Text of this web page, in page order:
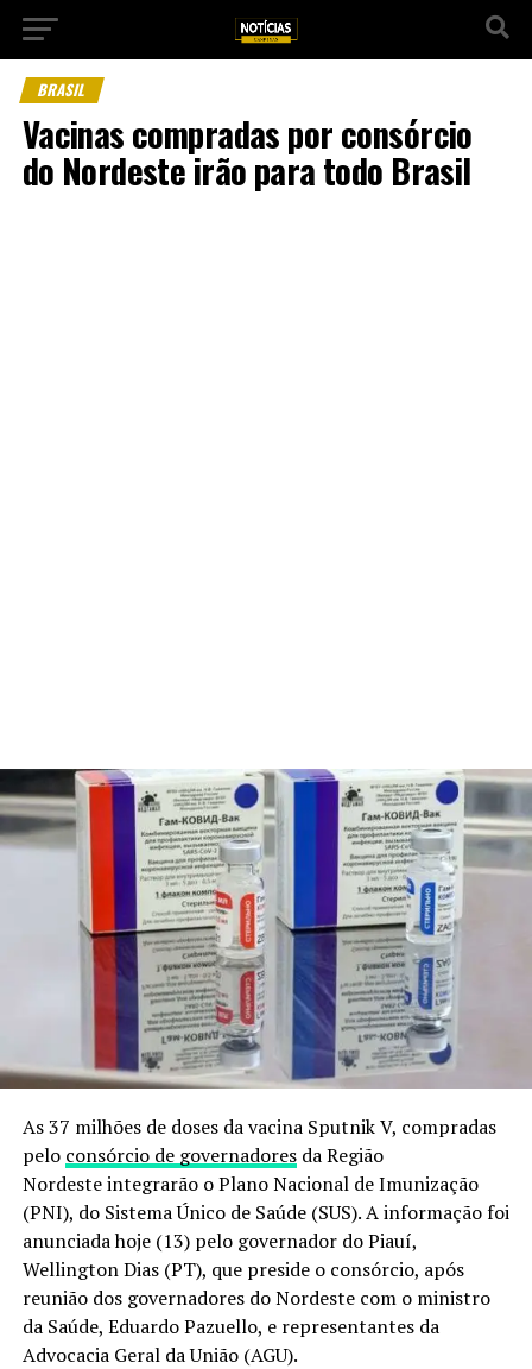
BRASIL
Vacinas compradas por consórcio
do Nordeste irão para todo Brasil
As 37 milhões de doses da vacina Sputnik V, compradas
pelo consórcio de governadoresda Região
Nordeste integrarão o Plano Nacional de Imunização
(PNI), do Sistema Único de Saúde (SUS). A informação foi
anunciada hoje (13) pelo governador do Piauí,
Wellington Dias (PT), que preside o consórcio, após
reunião dos governadores do Nordeste com o ministro
da Saúde, Eduardo Pazuello, e representantes da
Advocacia Geral da União (AGU).